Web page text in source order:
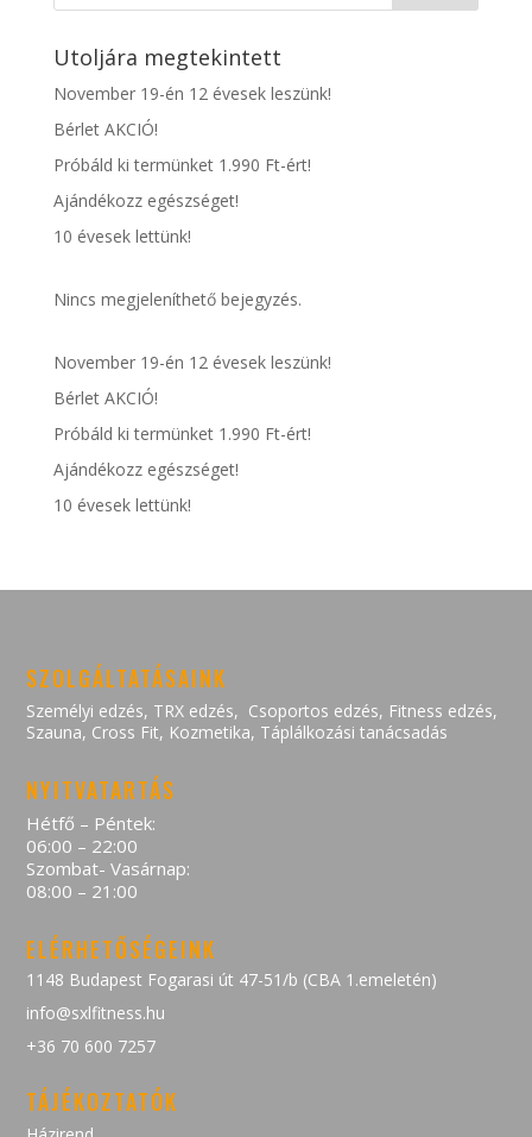
Utoljára megtekintett
November 19-én 12 évesek leszünk!
Bérlet AKCIÓ!
Próbáld ki termünket 1.990 Ft-ért!
Ajándékozz egészséget!
10 évesek lettünk!
Nincs megjeleníthető bejegyzés.
November 19-én 12 évesek leszünk!
Bérlet AKCIÓ!
Próbáld ki termünket 1.990 Ft-ért!
Ajándékozz egészséget!
10 évesek lettünk!
SZOLGÁLTATÁSAINK
Személyi edzés, TRX edzés, Csoportos edzés, Fitness edzés,
Szauna, Cross Fit, Kozmetika, Táplálkozási tanácsadás
NYITVATARTÁS
Hétfő – Péntek:
06:00 – 22:00
Szombat- Vasárnap:
08:00 – 21:00
ELÉRHETŐSÉGEINK
1148 Budapest Fogarasi út 47-51/b (CBA 1.emeletén)
info@sxlfitness.hu
+36 70 600 7257
TÁJÉKOZTATÓK